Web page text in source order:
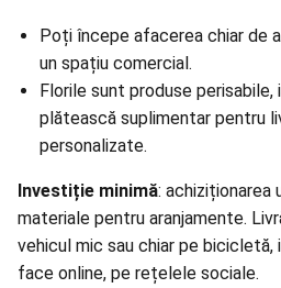
Poți începe afacerea chiar de
un spațiu comercial.
Florile sunt produse
plătească suplimentar pentru
personalizate.
Investiție minimă: achiziționarea
materiale pentru aranjamente.
vehicul mic sau chiar pe bicicletă,
face online, pe rețelele sociale.